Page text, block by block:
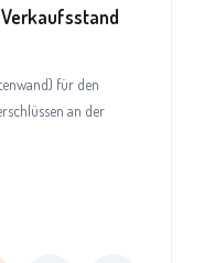
für den
an der